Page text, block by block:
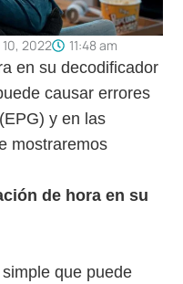
2022 11:48 am
en su decodificador
causar errores
y en las
mostraremos
de hora en su
que puede